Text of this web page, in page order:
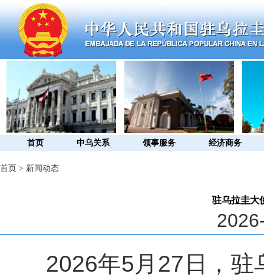
首页 中乌关系 领事服务 经济商务
首页 > 新闻动态
驻乌拉圭大
2026年5 月 27 日，驻